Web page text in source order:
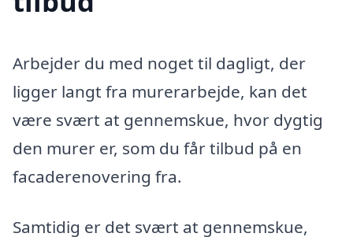
Arbejder du med noget til dagligt, der
ligger langt fra murerarbejde, kan det
være svært at gennemskue, hvor dygtig
den murer er, som du får tilbud på en
facaderenovering fra.
Samtidig er det svært at gennemskue,